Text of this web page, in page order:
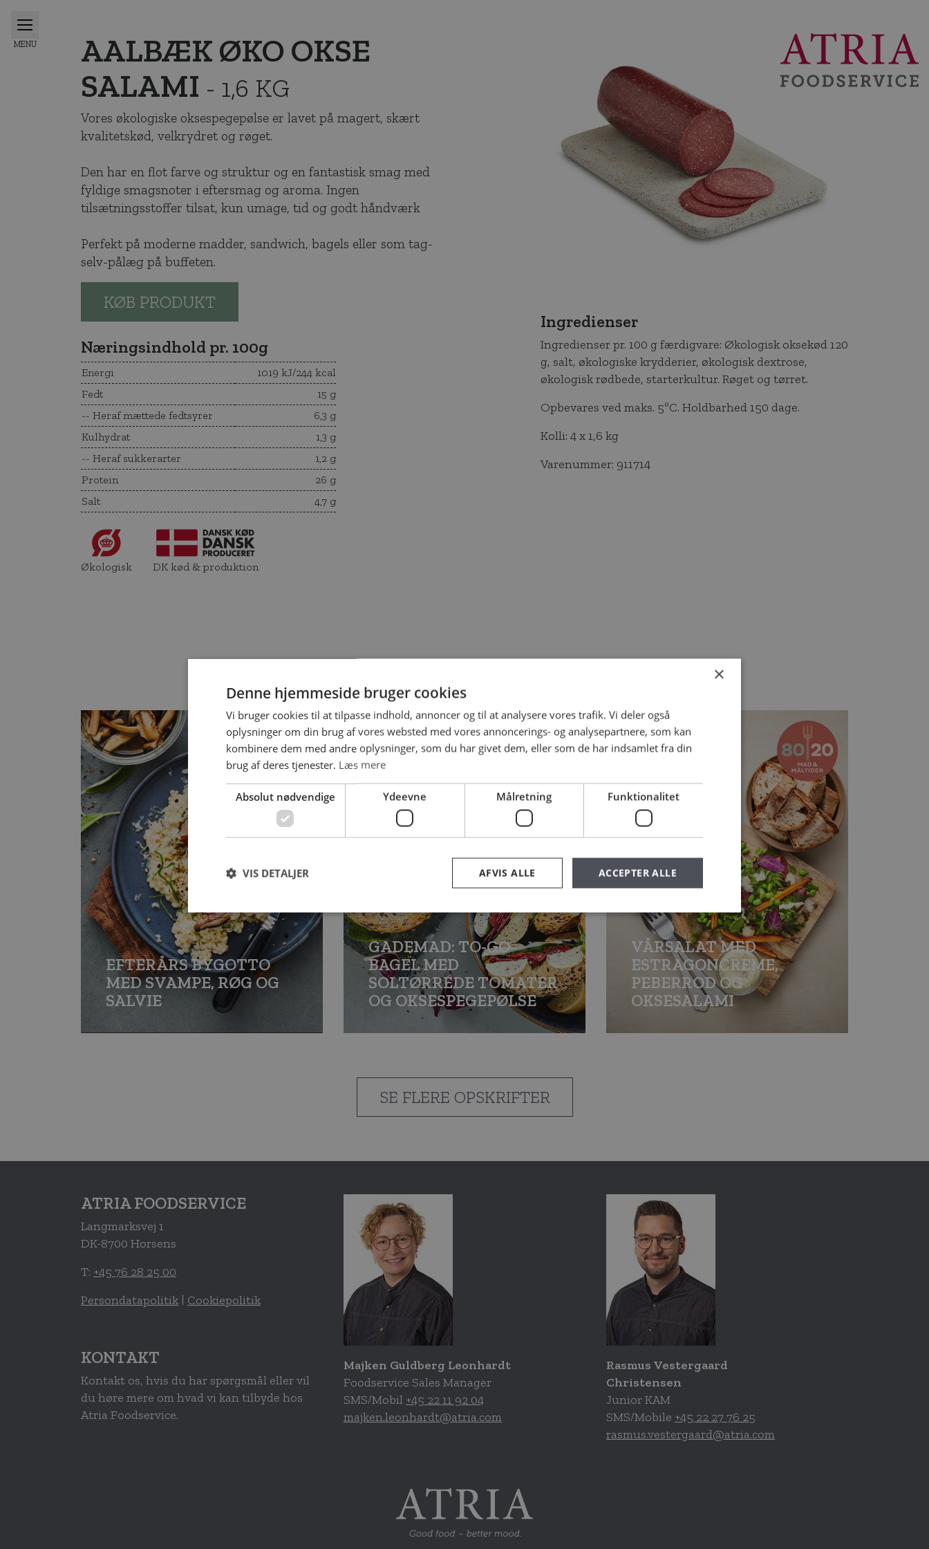
AALBÆK ØKO OKSE
SALAMI - 1,6 KG
Vores økologiske oksespegepølse er lavet på magert, skært
kvalitetskød, velkrydret og røget.
Den har en flot farve og struktur og en fantastisk smag med
fyldige smagsnoter i eftersmag og aroma. Ingen
tilsætningsstoffer tilsat, kun umage, tid og godt håndværk
Perfekt på moderne madder, sandwich, bagels eller som tag-
selv-pålæg på buffeten.
KØB PRODUKT
Næringsindhold pr. 100g
Energi
1019 kJ/244 kcal
Fedt
15 g
-- Heraf mættede fedtsyrer
6,3 g
Kulhydrat
1,3 g
-- Heraf sukkerarter
1,2 g
Protein
26 g
Salt
4,7 g
Økologisk DK kød & produktion
Ingredienser
Ingredienser pr. 100 g færdigvare: Økologisk oksekød 120
g, salt, økologiske krydderier, økologisk dextrose,
økologisk rødbede, starterkultur. Røget og tørret.
Opbevares ved maks. 5ºC. Holdbarhed 150 dage.
Kolli: 4 x 1,6 kg
Varenummer: 911714
RELATEREDE OPSKRIFTER
EFTERÅRS BYGOTTO
MED SVAMPE, RØG OG
SALVIE
GADEMAD: TO-GO-
BAGEL MED
SOLTØRREDE TOMATER
OG OKSE­SPEGEPØLSE
VÅRSALAT MED
ESTRAGONCREME,
PEBERROD OG
OKSESALAMI
SE FLERE OPSKRIFTER
ATRIA FOODSERVICE
Langmarksvej 1
DK-8700 Horsens
T: +45 76 28 25 00
Persondatapolitik | Cookiepolitik
KONTAKT
Kontakt os, hvis du har spørgsmål eller vil
du høre mere om hvad vi kan tilbyde hos
Atria Foodservice.
Majken Guldberg Leonhardt
Foodservice Sales Manager
SMS/Mobil +45 22 11 92 04
majken.leonhardt@atria.com
Rasmus Vestergaard
Christensen
Junior KAM
SMS/Mobile +45 22 27 76 25
rasmus.vestergaard@atria.com
×
Denne hjemmeside bruger cookies
Vi bruger cookies til at tilpasse indhold, annoncer og til at analysere vores trafik. Vi deler også
oplysninger om din brug af vores websted med vores annoncerings- og analysepartnere, som kan
kombinere dem med andre oplysninger, som du har givet dem, eller som de har indsamlet fra din
brug af deres tjenester. Læs mere
Absolut nødvendige Ydeevne Målretning Funktionalitet
ACCEPTER ALLE
AFVIS ALLE
VIS DETALJER